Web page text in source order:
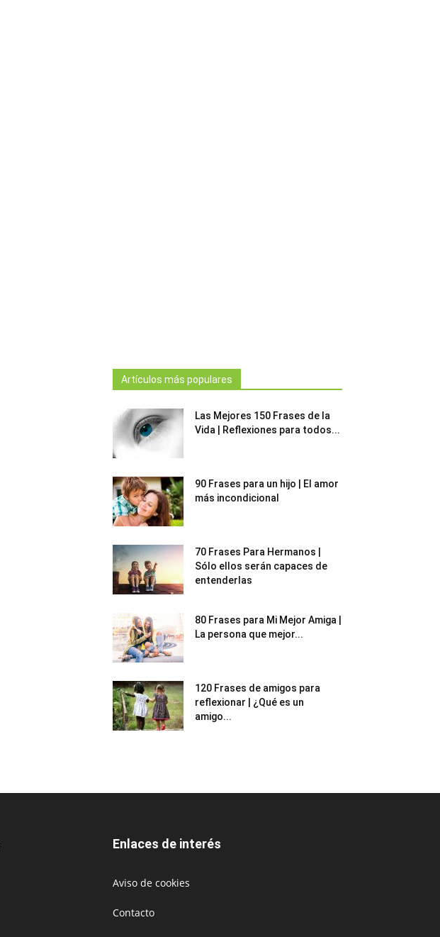
Artículos más populares
Las Mejores 150 Frases de la
Vida | Reflexiones para todos...
90 Frases para un hijo | El amor
más incondicional
70 Frases Para Hermanos |
Sólo ellos serán capaces de
entenderlas
80 Frases para Mi Mejor Amiga |
La persona que mejor...
120 Frases de amigos para
reflexionar | ¿Qué es un
amigo...
Enlaces de interés
Aviso de cookies
Contacto